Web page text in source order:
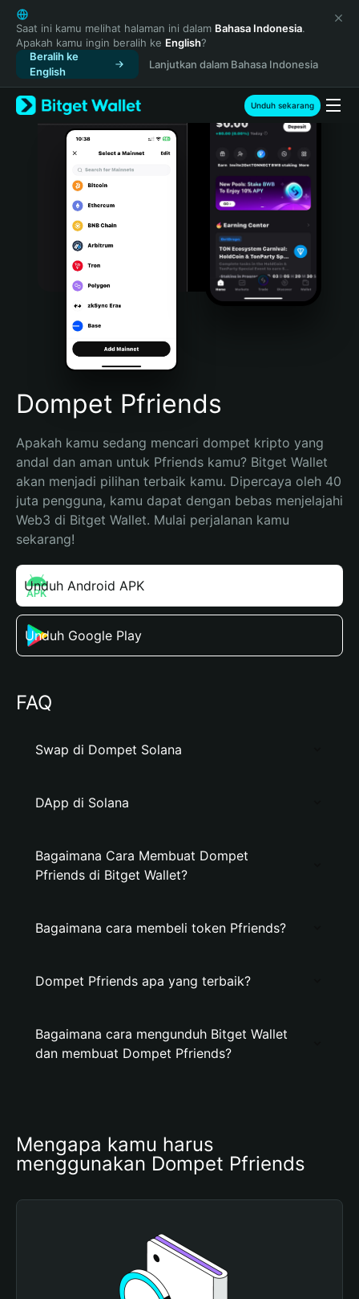
English
日本語
Tiếng Việt
Русский
Español (Latinoamérica)
Türkçe
Italiano
Português (Portugal)
Bahasa Indonesia
Português (Brasil)
Español (Argentina)
Saat ini kamu melihat halaman ini dalam Bahasa Indonesia.
Apakah kamu ingin beralih ke English?
Beralih ke
English
Lanjutkan dalam Bahasa Indonesia
Unduh sekarang
Dompet Pfriends
Apakah kamu sedang mencari dompet kripto yang
andal dan aman untuk Pfriends kamu? Bitget Wallet
akan menjadi pilihan terbaik kamu. Dipercaya oleh 40
juta pengguna, kamu dapat dengan bebas menjelajahi
Web3 di Bitget Wallet. Mulai perjalanan kamu
sekarang!
Unduh Android APK
Unduh Google Play
FAQ
Swap di Dompet Solana
DApp di Solana
Bagaimana Cara Membuat Dompet
Pfriends di Bitget Wallet?
Bagaimana cara membeli token Pfriends?
Dompet Pfriends apa yang terbaik?
Bagaimana cara mengunduh Bitget Wallet
dan membuat Dompet Pfriends?
Mengapa kamu harus
menggunakan Dompet Pfriends